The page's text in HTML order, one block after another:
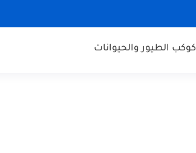
كوكب الطيور والحيوانات